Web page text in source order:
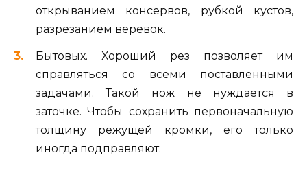
открыванием консервов, рубкой кустов,
разрезанием веревок.
Бытовых. Хороший рез позволяет им
справляться со всеми поставленными
задачами. Такой нож не нуждается в
заточке. Чтобы сохранить первоначальную
толщину режущей кромки, его только
иногда подправляют.